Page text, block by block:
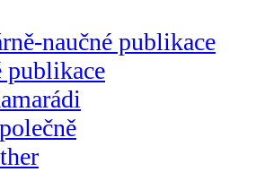
naučné publikace
publikace